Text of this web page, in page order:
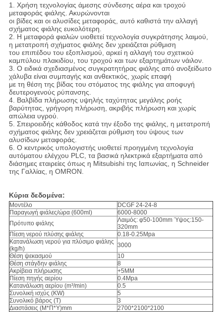
1. Χρήση τεχνολογίας άμεσης σύνδεσης αέρα και τροχού
μεταφοράς φιάλης. Ακυρώνονται
οι βίδες και οι αλυσίδες μεταφοράς, αυτό καθιστά την αλλαγή
σχήματος φιάλης ευκολότερη.
2. Η μεταφορά φιαλών υιοθετεί τεχνολογία συγκράτησης λαιμού,
η μετατροπή σχήματος φιάλης δεν χρειάζεται ρύθμιση
του επιπέδου του εξοπλισμού, αρκεί η αλλαγή του σχετικού
καμπύλου πλακιδίου, του τροχού και των εξαρτημάτων νάιλον.
3. Ο ειδικά σχεδιασμένος συγκρατητήρας φιάλης από ανοξείδωτο
χάλυβα είναι συμπαγής και ανθεκτικός, χωρίς επαφή
με τη θέση της βίδας του στόματος της φιάλης για αποφυγή
δευτερογενούς ρύπανσης.
4. Βαλβίδα πλήρωσης υψηλής ταχύτητας μεγάλης ροής
βαρύτητας, γρήγορη πλήρωση, ακριβής πλήρωση και χωρίς
απώλεια υγρού.
5. Σπειροειδής κάθοδος κατά την έξοδο της φιάλης, η μετατροπή
σχήματος φιάλης δεν χρειάζεται ρύθμιση του ύψους των
αλυσίδων μεταφοράς.
6. Ο κεντρικός υπολογιστής υιοθετεί προηγμένη τεχνολογία
αυτόματου ελέγχου PLC, τα βασικά ηλεκτρικά εξαρτήματα από
διάσημες εταιρείες όπως η Mitsubishi της Ιαπωνίας, η Schneider
της Γαλλίας, η OMRON.
Κύρια δεδομένα:
Μοντέλο
DCGF 24-24-8
Παραγωγή φιάλες/ώρα (600ml)
6000-8000
Πρότυπο φιάλης
Λαιμός: φ50-100mm Ύψος:150-
320mm
Πίεση νερού πλύσης φιάλης
0.18-0.25Mpa
Κατανάλωση νερού για πλύσιμο φιάλης
(kg/h)
3000
Θέση ψεκασμού
10
Θέση στάγδην φιάλης
8
Ακρίβεια πλήρωσης
+5MM
Πίεση πηγής αερίου
0.4Mpa
Κατανάλωση αερίου (m³/min)
0.5
Συνολική ισχύς (KW)
5
Συνολικό βάρος (T)
3
Διαστάσεις (Μ*Π*Υ)mm
2700*2100*2100